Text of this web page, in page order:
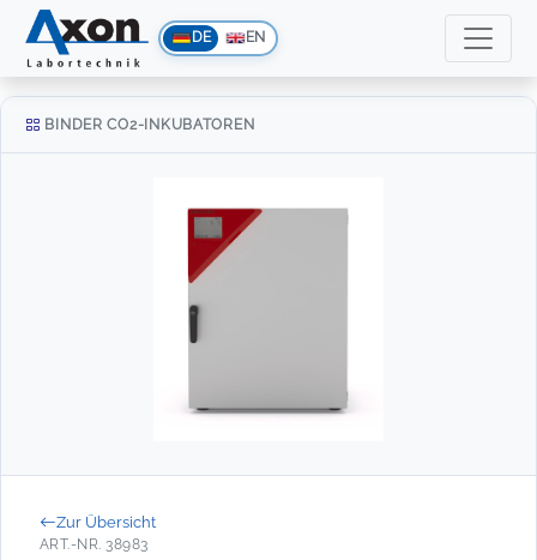
DE EN
BINDER CO2-INKUBATOREN
Zur Übersicht
ART.-NR. 38983